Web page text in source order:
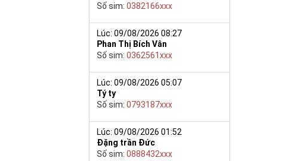
Số sim:0382166xxx
Lúc: 09/08/2026 08:27
Phan Thị Bích Vân
Số sim:0362561xxx
Lúc: 09/08/2026 05:07
Tý ty
Số sim:0793187xxx
Lúc: 09/08/2026 01:52
Đặng trần Đức
Số sim:0888432xxx